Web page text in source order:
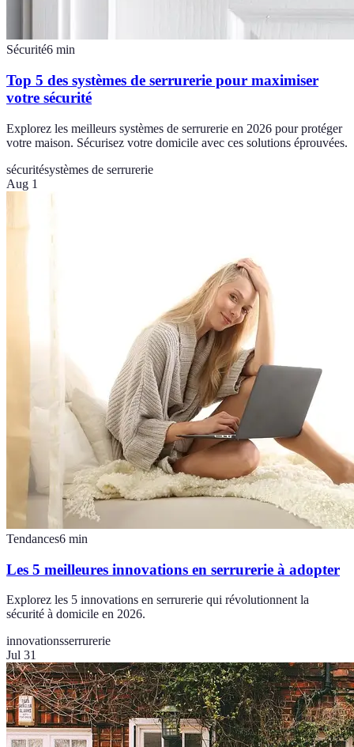
Sécurité6 min
Top 5 des systèmes de serrurerie pour maximiser
votre sécurité
Explorez les meilleurs systèmes de serrurerie en 2026 pour protéger
votre maison. Sécurisez votre domicile avec ces solutions éprouvées.
sécuritésystèmes de serrurerie
Aug 1
Tendances6 min
Les 5 meilleures innovations en serrurerie à adopter
Explorez les 5 innovations en serrurerie qui révolutionnent la
sécurité à domicile en 2026.
innovationsserrurerie
Jul 31